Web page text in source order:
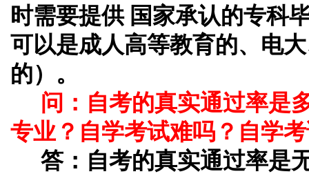
时需要提供 国家承认的专科
可以是成人高等教育的、电
的）。
问：自考的真实通过率是
专业？自学考试难吗？自学
答：自考的真实通过率是